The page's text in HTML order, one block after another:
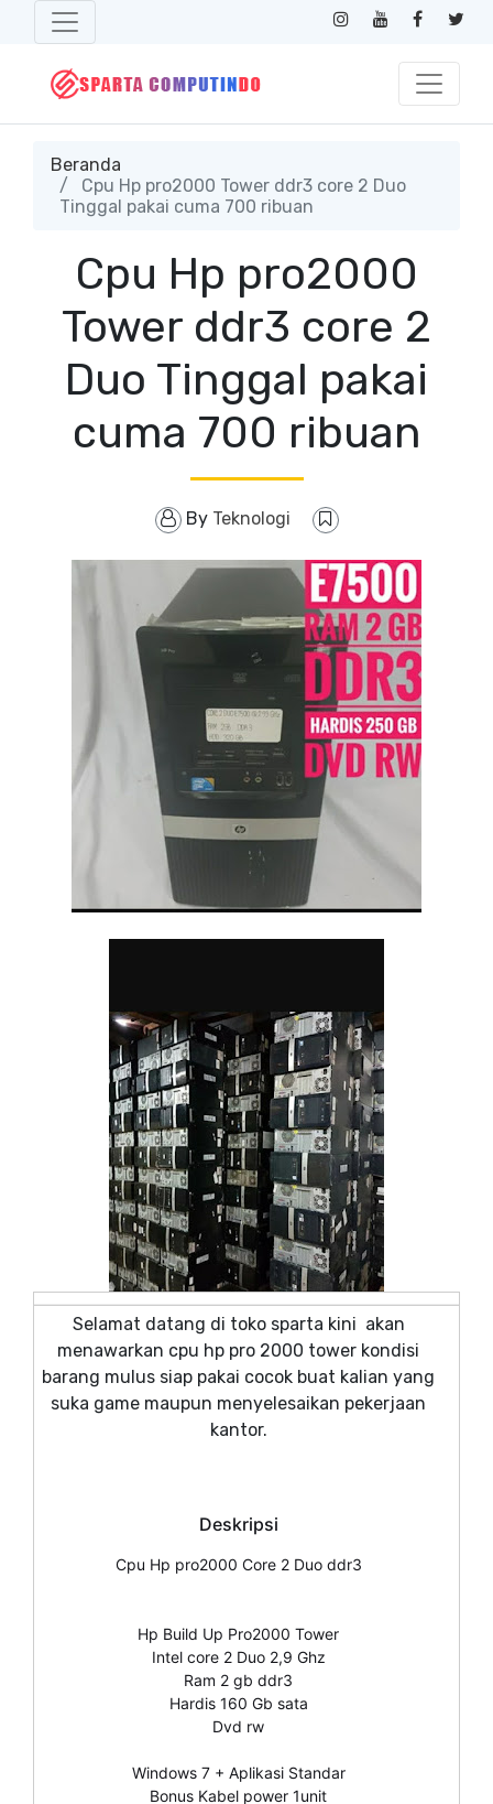
Beranda
Cpu Hp pro2000 Tower ddr3 core 2 Duo
Tinggal pakai cuma 700 ribuan
Cpu Hp pro2000
Tower ddr3 core 2
Duo Tinggal pakai
cuma 700 ribuan
By Teknologi
Selamat datang di toko sparta kini akan
menawarkan cpu hp pro 2000 tower kondisi
barang mulus siap pakai cocok buat kalian yang
suka game maupun menyelesaikan pekerjaan
kantor.
Deskripsi
Cpu Hp pro2000 Core 2 Duo ddr3
Hp Build Up Pro2000 Tower
Intel core 2 Duo 2,9 Ghz
Ram 2 gb ddr3
Hardis 160 Gb sata
Dvd rw
Windows 7 + Aplikasi Standar
Bonus Kabel power 1unit